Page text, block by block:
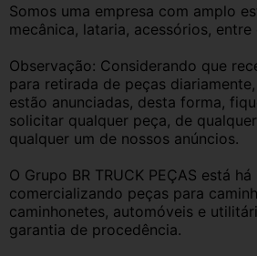
Somos uma empresa com amplo
mecânica, lataria, acessórios, entre
Observação: Considerando que
para retirada de peças
estão anunciadas, desta forma,
solicitar qualquer peça, de
qualquer um de nossos anúncios.
O Grupo BR TRUCK PEÇAS está
comercializando peças para
caminhonetes, automóveis e
garantia de procedência.